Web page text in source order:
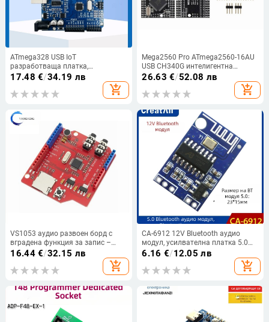
ATmega328 USB IoT
разработваща платка,
съвместима с Arduino Uno R3 —
IP20, за вградени разработки
17.48 €/34.19 лв
add_shopping_cart
Mega2560 Pro ATmega2560-16AU
USB CH340G интелигентна
електронна развойна платка
26.63 €/52.08 лв
add_shopping_cart
VS1053 аудио развоен борд с
вградена функция за запис –
модел VS1053, марка Yixinsheng
16.44€/32.15 лв
add_shopping_cart
CA-6912 12V Bluetooth аудио
модул, усилвателна платка 5.0
Bluetooth приемник
6.16 €/12.05 лв
add_shopping_cart